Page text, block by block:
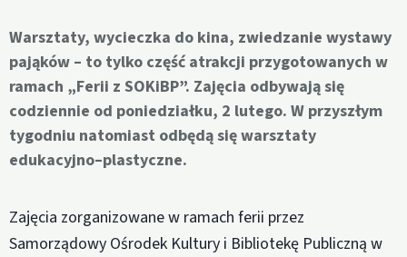
Warsztaty, wycieczka do kina, zwiedzanie wystawy
pająków – to tylko część atrakcji przygotowanych w
ramach „Ferii z SOKiBP”. Zajęcia odbywają się
codziennie od poniedziałku, 2 lutego. W przyszłym
tygodniu natomiast odbędą się warsztaty
edukacyjno–plastyczne.
Zajęcia zorganizowane w ramach ferii przez
Samorządowy Ośrodek Kultury i Bibliotekę Publiczną w